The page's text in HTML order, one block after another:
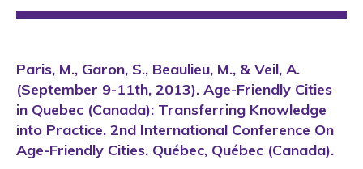
Paris, M., Garon, S., Beaulieu, M., & Veil, A.
(September 9-11th, 2013). Age-Friendly Cities
in Quebec (Canada): Transferring Knowledge
into Practice. 2nd International Conference On
Age-Friendly Cities. Québec, Québec (Canada).